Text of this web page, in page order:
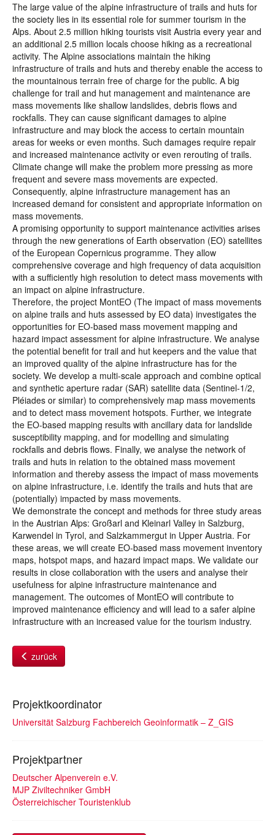
The large value of the alpine infrastructure of trails and huts for
the society lies in its essential role for summer tourism in the
Alps. About 2.5 million hiking tourists visit Austria every year and
an additional 2.5 million locals choose hiking as a recreational
activity. The Alpine associations maintain the hiking
infrastructure of trails and huts and thereby enable the access to
the mountainous terrain free of charge for the public. A big
challenge for trail and hut management and maintenance are
mass movements like shallow landslides, debris flows and
rockfalls. They can cause significant damages to alpine
infrastructure and may block the access to certain mountain
areas for weeks or even months. Such damages require repair
and increased maintenance activity or even rerouting of trails.
Climate change will make the problem more pressing as more
frequent and severe mass movements are expected.
Consequently, alpine infrastructure management has an
increased demand for consistent and appropriate information on
mass movements.
A promising opportunity to support maintenance activities arises
through the new generations of Earth observation (EO) satellites
of the European Copernicus programme. They allow
comprehensive coverage and high frequency of data acquisition
with a sufficiently high resolution to detect mass movements with
an impact on alpine infrastructure.
Therefore, the project MontEO (The impact of mass movements
on alpine trails and huts assessed by EO data) investigates the
opportunities for EO-based mass movement mapping and
hazard impact assessment for alpine infrastructure. We analyse
the potential benefit for trail and hut keepers and the value that
an improved quality of the alpine infrastructure has for the
society. We develop a multi-scale approach and combine optical
and synthetic aperture radar (SAR) satellite data (Sentinel-1/2,
Pléiades or similar) to comprehensively map mass movements
and to detect mass movement hotspots. Further, we integrate
the EO-based mapping results with ancillary data for landslide
susceptibility mapping, and for modelling and simulating
rockfalls and debris flows. Finally, we analyse the network of
trails and huts in relation to the obtained mass movement
information and thereby assess the impact of mass movements
on alpine infrastructure, i.e. identify the trails and huts that are
(potentially) impacted by mass movements.
We demonstrate the concept and methods for three study areas
in the Austrian Alps: Großarl and Kleinarl Valley in Salzburg,
Karwendel in Tyrol, and Salzkammergut in Upper Austria. For
these areas, we will create EO-based mass movement inventory
maps, hotspot maps, and hazard impact maps. We validate our
results in close collaboration with the users and analyse their
usefulness for alpine infrastructure maintenance and
management. The outcomes of MontEO will contribute to
improved maintenance efficiency and will lead to a safer alpine
infrastructure with an increased value for the tourism industry.
zurück
Projektkoordinator
Universität Salzburg Fachbereich Geoinformatik – Z_GIS
Projektpartner
Deutscher Alpenverein e.V.
MJP Ziviltechniker GmbH
Österreichischer Touristenklub